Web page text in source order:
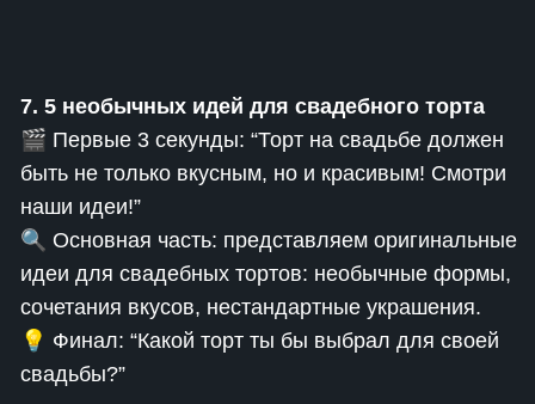
7. 5 необычных идей для свадебного торта
🎬 Первые 3 секунды: “Торт на свадьбе должен
быть не только вкусным, но и красивым! Смотри
наши идеи!”
🔍 Основная часть: представляем оригинальные
идеи для свадебных тортов: необычные формы,
сочетания вкусов, нестандартные украшения.
💡 Финал: “Какой торт ты бы выбрал для своей
свадьбы?”